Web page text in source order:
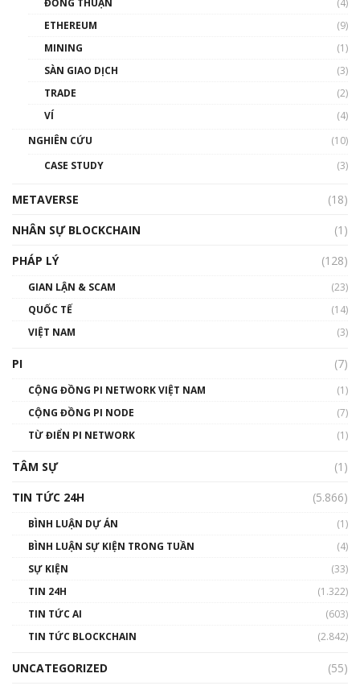
Phổ cập Blockchain
thống & Crypto qua các cuộc chiến | Phổ cập
01:32:59
gió ấm
Talkshow 14: MemeCoin – Trò đùa tỷ đô
01:29:26
ETHEREUM
(9)
MINING
(1)
SÀN GIAO DỊCH
(3)
TRADE
(2)
VÍ
(4)
NGHIÊN CỨU
(10)
CASE STUDY
(3)
METAVERSE
(18)
NHÂN SỰ BLOCKCHAIN
(1)
PHÁP LÝ
(128)
GIAN LẬN & SCAM
(23)
QUỐC TẾ
(14)
VIỆT NAM
(3)
PI (7)
CỘNG ĐỒNG PI NETWORK VIỆT NAM
(1)
CỘNG ĐỒNG PI NODE
(7)
TỪ ĐIỂN PI NETWORK
(1)
TÂM SỰ
(1)
TIN TỨC 24H
(5.866)
BÌNH LUẬN DỰ ÁN
(1)
BÌNH LUẬN SỰ KIỆN TRONG TUẦN
(4)
SỰ KIỆN
(33)
TIN 24H
(1.322)
TIN TỨC AI
(603)
TIN TỨC BLOCKCHAIN
(2.842)
UNCATEGORIZED (55)